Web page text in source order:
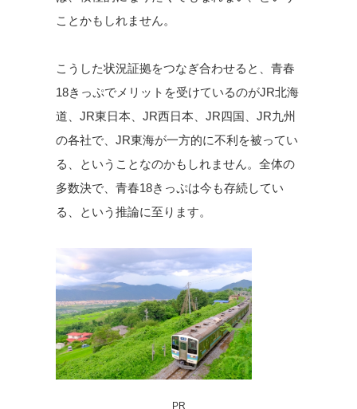
ことかもしれません。
こうした状況証拠をつなぎ合わせると、青春
18きっぷでメリットを受けているのがJR北海
道、JR東日本、JR西日本、JR四国、JR九州
の各社で、JR東海が一方的に不利を被ってい
る、ということなのかもしれません。全体の
多数決で、青春18きっぷは今も存続してい
る、という推論に至ります。
PR